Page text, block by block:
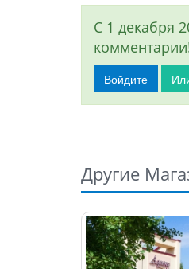
С 1 декабря
Войдите
Другие